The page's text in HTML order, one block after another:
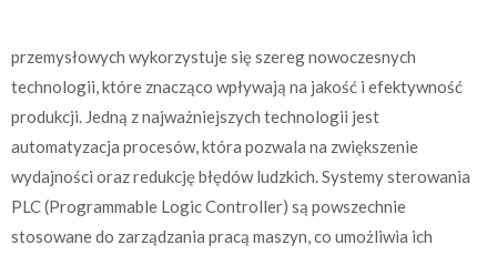
przemysłowych wykorzystuje się szereg nowoczesnych
technologii, które znacząco wpływają na jakość i efektywność
produkcji. Jedną z najważniejszych technologii jest
automatyzacja procesów, która pozwala na zwiększenie
wydajności oraz redukcję błędów ludzkich. Systemy sterowania
PLC (Programmable Logic Controller) są powszechnie
stosowane do zarządzania pracą maszyn, co umożliwia ich